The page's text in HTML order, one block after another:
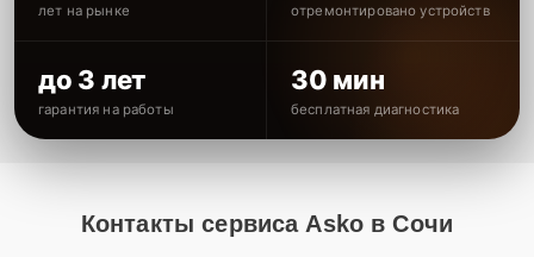
лет на рынке отремонтировано устройств
до 3 лет
гарантия на работы
30 мин
бесплатная диагностика
Контакты сервиса Asko в Сочи